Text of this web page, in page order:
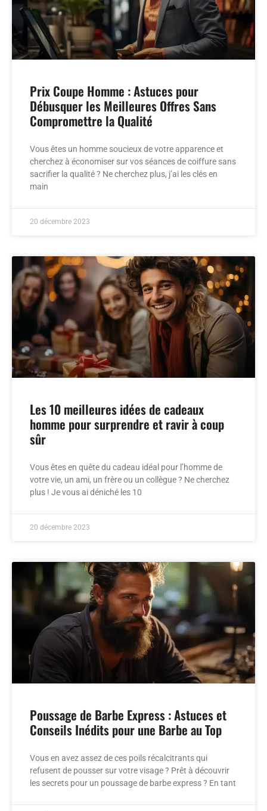
Prix Coupe Homme : Astuces pour
Débusquer les Meilleures Offres Sans
Compromettre la Qualité
Vous êtes un homme soucieux de votre apparence et
cherchez à économiser sur vos séances de coiffure sans
sacrifier la qualité ? Ne cherchez plus, j’ai les clés en
main
20 décembre 2023
Les 10 meilleures idées de cadeaux
homme pour surprendre et ravir à coup
sûr
Vous êtes en quête du cadeau idéal pour l’homme de
votre vie, un ami, un frère ou un collègue ? Ne cherchez
plus ! Je vous ai déniché les 10
20 décembre 2023
Poussage de Barbe Express : Astuces et
Conseils Inédits pour une Barbe au Top
Vous en avez assez de ces poils récalcitrants qui
refusent de pousser sur votre visage ? Prêt à découvrir
les secrets pour un poussage de barbe express ? En tant